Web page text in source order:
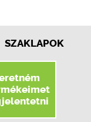
SZAKLAPOK